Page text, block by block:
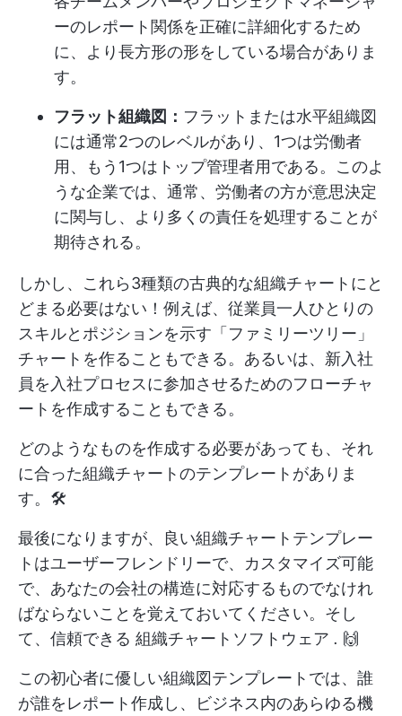
ーのレポート関係を正確に詳細化するため
に、より長方形の形をしている場合がありま
す。
フラット組織図： フラットまたは水平組織図
には通常2つのレベルがあり、1つは労働者
用、もう1つはトップ管理者用である。このよ
うな企業では、通常、労働者の方が意思決定
に関与し、より多くの責任を処理することが
期待される。
しかし、これら3種類の古典的な組織チャートにと
どまる必要はない！例えば、従業員一人ひとりの
スキルとポジションを示す「ファミリーツリー」
チャートを作ることもできる。あるいは、新入社
員を入社プロセスに参加させるためのフローチャ
ートを作成することもできる。
どのようなものを作成する必要があっても、それ
に合った組織チャートのテンプレートがありま
す。🛠️
最後になりますが、良い組織チャートテンプレー
トはユーザーフレンドリーで、カスタマイズ可能
で、あなたの会社の構造に対応するものでなけれ
ばならないことを覚えておいてください。そし
て、信頼できる 組織チャートソフトウェア . 🙌
この初心者に優しい組織図テンプレートでは、誰
が誰をレポート作成し、ビジネス内のあらゆる機